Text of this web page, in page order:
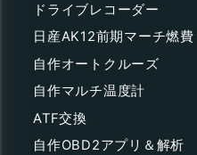
ドライブレコーダー
日産AK12前期マーチ燃費
自作オートクルーズ
自作マルチ温度計
ATF交換
自作OBD2アプリ＆解析